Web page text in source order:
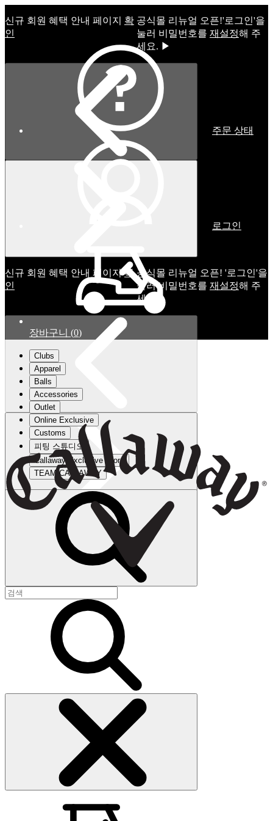
신규 회원 혜택 안내 페이지 확
인
공식몰 리뉴얼 오픈!ㅤ'로그인'을
눌러 비밀번호를 재설정해 주
세요. ▶
신규 회원 혜택 안내 페이지확
인
공식몰 리뉴얼 오픈! '로그인'을
눌러 비밀번호를 재설정해 주
세요.
주문 상태
로그인
장바구니 (0)
Clubs
Apparel
Balls
Accessories
Outlet
Online Exclusive
Customs
피팅 스튜디오
Callaway Exclusive Store
TEAM CALLAWAY